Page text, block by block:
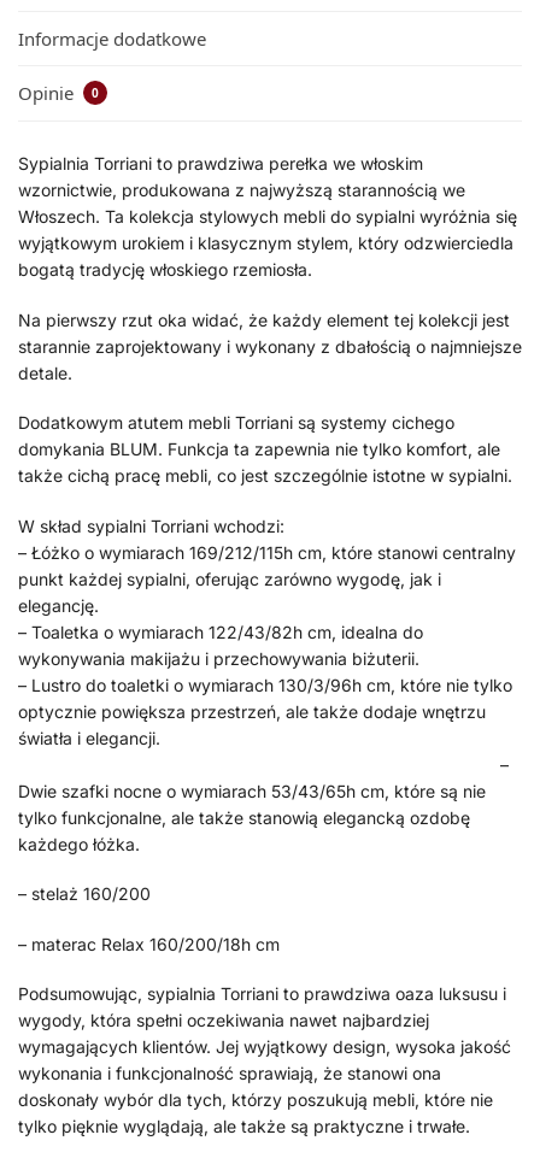
Informacje dodatkowe
Opinie 0
Sypialnia Torriani to prawdziwa perełka we włoskim
wzornictwie, produkowana z najwyższą starannością we
Włoszech. Ta kolekcja stylowych mebli do sypialni wyróżnia się
wyjątkowym urokiem i klasycznym stylem, który odzwierciedla
bogatą tradycję włoskiego rzemiosła.
Na pierwszy rzut oka widać, że każdy element tej kolekcji jest
starannie zaprojektowany i wykonany z dbałością o najmniejsze
detale.
Dodatkowym atutem mebli Torriani są systemy cichego
domykania BLUM. Funkcja ta zapewnia nie tylko komfort, ale
także cichą pracę mebli, co jest szczególnie istotne w sypialni.
W skład sypialni Torriani wchodzi:
– Łóżko o wymiarach 169/212/115h cm, które stanowi centralny
punkt każdej sypialni, oferując zarówno wygodę, jak i
elegancję.
– Toaletka o wymiarach 122/43/82h cm, idealna do
wykonywania makijażu i przechowywania biżuterii.
– Lustro do toaletki o wymiarach 130/3/96h cm, które nie tylko
optycznie powiększa przestrzeń, ale także dodaje wnętrzu
światła i elegancji.
–
Dwie szafki nocne o wymiarach 53/43/65h cm, które są nie
tylko funkcjonalne, ale także stanowią elegancką ozdobę
każdego łóżka.
– stelaż 160/200
– materac Relax 160/200/18h cm
Podsumowując, sypialnia Torriani to prawdziwa oaza luksusu i
wygody, która spełni oczekiwania nawet najbardziej
wymagających klientów. Jej wyjątkowy design, wysoka jakość
wykonania i funkcjonalność sprawiają, że stanowi ona
doskonały wybór dla tych, którzy poszukują mebli, które nie
tylko pięknie wyglądają, ale także są praktyczne i trwałe.